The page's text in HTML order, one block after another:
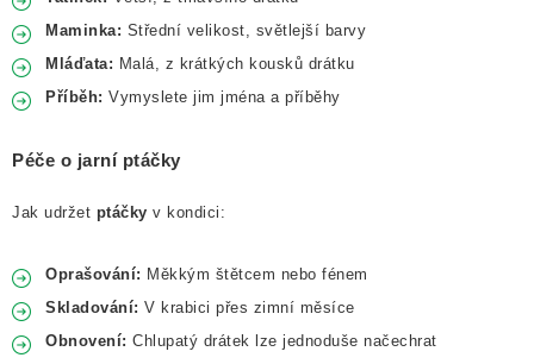
Maminka: Střední velikost, světlejší barvy
Mláďata: Malá, z krátkých kousků drátku
Příběh: Vymyslete jim jména a příběhy
Péče o jarní ptáčky
Jak udržet ptáčky v kondici:
Oprašování: Měkkým štětcem nebo fénem
Skladování: V krabici přes zimní měsíce
Obnovení: Chlupatý drátek lze jednoduše načechrat